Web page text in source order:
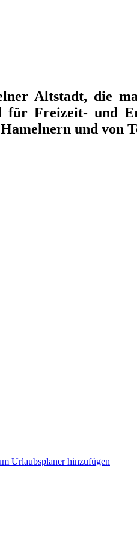
Altstadt, die
Freizeit- und
und von